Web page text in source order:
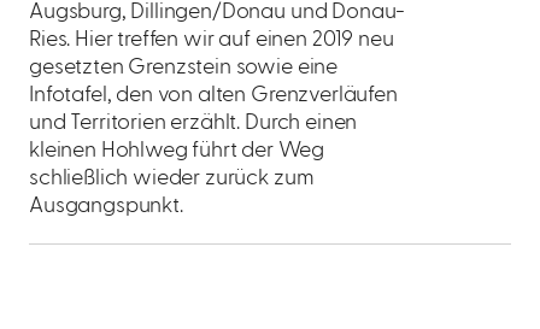
Augsburg, Dillingen/Donau und Donau-
Ries. Hier treffen wir auf einen 2019 neu
gesetzten Grenzstein sowie eine
Infotafel, den von alten Grenzverläufen
und Territorien erzählt. Durch einen
kleinen Hohlweg führt der Weg
schließlich wieder zurück zum
Ausgangspunkt.